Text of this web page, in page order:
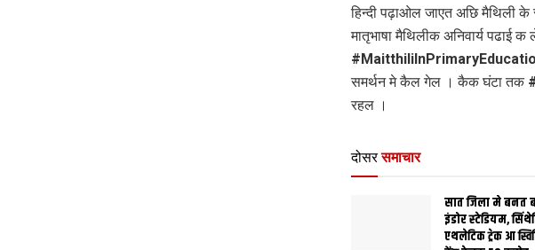
हिन्दी पढ़ाओल जाएत अछि मैथिली
मातृभाषा मैथिलीक अनिवार्य पढाई
#MaitthiliInPrimaryEducation
समर्थन मे कैल गेल । कैक घंटा तक
रहल ।
दोसर समाचार
सात जिला मे बनत
इंडोर स्‍टेडि‍यम,
एथलेटिक ट्रेक आ